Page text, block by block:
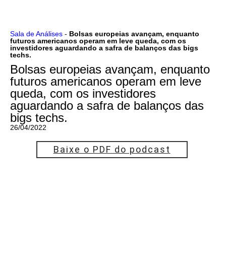
Ir
para
o
conteúdo
Sala de Análises - Bolsas europeias avançam, enquanto
futuros americanos operam em leve queda, com os
investidores aguardando a safra de balanços das bigs
techs.
Bolsas europeias avançam, enquanto
futuros americanos operam em leve
queda, com os investidores
aguardando a safra de balanços das
bigs techs.
26/04/2022
Baixe o PDF do podcast